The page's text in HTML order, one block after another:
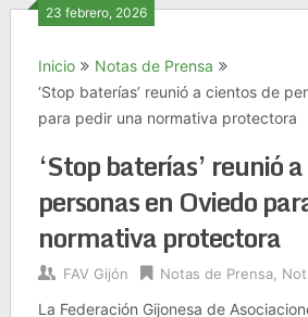
23 febrero, 2026
Inicio
Notas de Prensa
‘Stop baterías’ reunió a cientos de
para pedir una normativa protectora
‘Stop baterías’ reunió
personas en Oviedo
normativa protectora
FAV Gijón Notas de Prensa,
La Federación Gijonesa de